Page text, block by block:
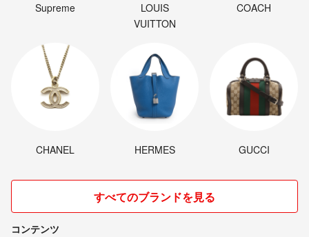
Supreme
LOUIS
VUITTON
COACH
CHANEL HERMES GUCCI
すべてのブランドを見る
コンテンツ